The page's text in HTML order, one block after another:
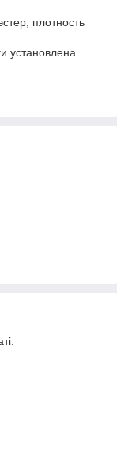
плотность
установлена